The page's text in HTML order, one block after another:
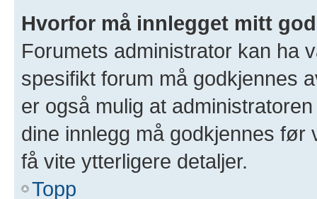
Hvorfor må innlegget mitt
Forumets administrator kan ha
spesifikt forum må godkjennes
er også mulig at
dine innlegg må godkjennes før
få vite ytterligere detaljer.
Topp